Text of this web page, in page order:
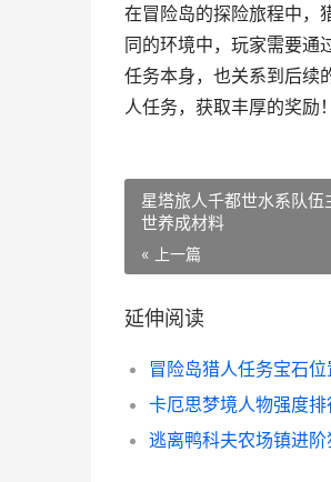
在冒险岛的探险旅程中，
同的环境中，玩家需要通
任务本身，也关系到后续
人任务，获取丰厚的奖励！
星塔旅人千都世水系队
世养成材料
« 上一篇
延伸阅读
冒险岛猎人任务宝石位
卡厄思梦境人物强度